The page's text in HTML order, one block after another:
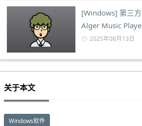
[Windows] 第三
Alger Music
2025年08月13日
关于本文
Windows软件